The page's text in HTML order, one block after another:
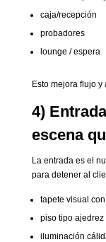
caja/recepción
probadores
lounge / espera
Esto mejora flujo y
4)
escena
La entrada es el
para detener al
tapete visual
piso tipo
iluminación